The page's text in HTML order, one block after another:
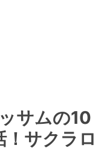
サムの10
サクラロ